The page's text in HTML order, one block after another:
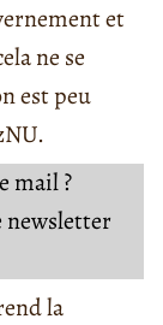
et
ne se
est peu
mail ?
la